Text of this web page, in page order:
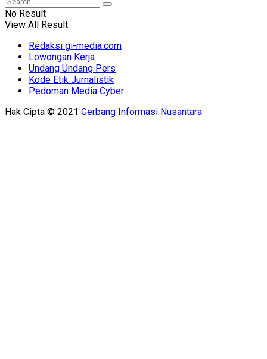
No Result
View All Result
Redaksi gi-media.com
Lowongan Kerja
Undang Undang Pers
Kode Etik Jurnalistik
Pedoman Media Cyber
Hak Cipta © 2021 Gerbang Informasi Nusantara